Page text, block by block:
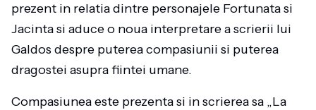
prezent in relatia dintre personajele Fortunata si
Jacinta si aduce o noua interpretare a scrierii lui
Galdos despre puterea compasiunii si puterea
dragostei asupra fiintei umane.
Compasiunea este prezenta si in scrierea sa „La